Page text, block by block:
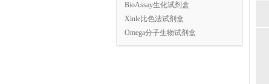
BioAssay生化试剂盒
Xinle比色法试剂盒
Omega分子生物试剂盒